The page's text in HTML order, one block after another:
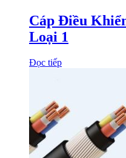
Cáp Điều
Loại 1
Đọc tiếp